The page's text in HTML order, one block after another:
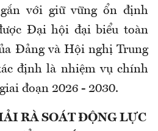
với giữ vững ổn định
Đại hội đại biểu toàn
Đảng và Hội nghị Trung
định là nhiệm vụ chính
đoạn 2026 - 2030.
RÀ SOÁT ĐỘNG LỰC